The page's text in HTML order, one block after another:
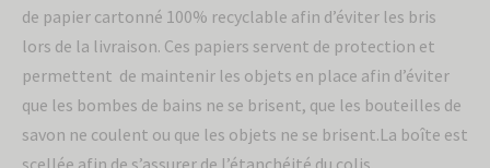
de papier cartonné 100% recyclable afin d’éviter les bris
lors de la livraison. Ces papiers servent de protection et
permettent de maintenir les objets en place afin d’éviter
que les bombes de bains ne se brisent, que les bouteilles de
savon ne coulent ou que les objets ne se brisent.La boîte est